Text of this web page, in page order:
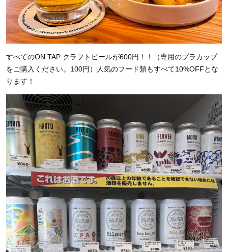
すべてのON TAP クラフトビールが600円！！（専用のプラカップ
をご購入ください。100円）人気のフード類もすべて10%OFFとな
ります！